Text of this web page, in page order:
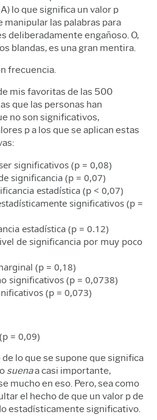
lo que significa un valor p
manipular las palabras para
deliberadamente engañoso. O,
blandas, es una gran mentira.
frecuencia.
mis favoritas de las 500
que las personas han
no son significativos,
p a los que se aplican estas
significativos (p = 0,08)
significancia (p = 0,07)
estadística (p < 0,07)
signiﬁcativos (p =
estadística (p = 0.12)
de significancia por muy poco
(p = 0,18)
significativos (p = 0,0738)
(p = 0,073)
= 0,09)
lo que se supone que significa
suenaa casi importante,
mucho en eso. Pero, sea como
el hecho de que un valor p de
estadísticamente significativo.